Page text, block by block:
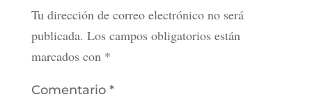
Tu dirección de correo electrónico no será
publicada. Los campos obligatorios están
marcados con *
Comentario *